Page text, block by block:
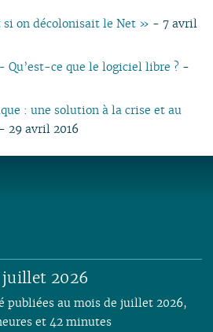
08
06
02
01
08
06
01
08
06
01
08
06
01
08
06
01
08
01
04
09
07
10
08
03
10
08
03
10
01
on décolonisait le Net » - 7 avril
ce que le logiciel libre ? -
: une solution à la crise et au
- 29 avril 2016
2026
publiées au mois de juillet 2026,
et 42 minutes